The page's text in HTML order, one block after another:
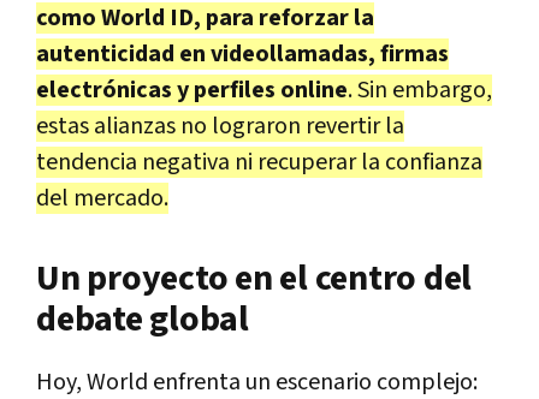
como World ID, para reforzar la
autenticidad en videollamadas, firmas
electrónicas y perfiles online. Sin embargo,
estas alianzas no lograron revertir la
tendencia negativa ni recuperar la confianza
del mercado.
Un proyecto en el centro del
debate global
Hoy, World enfrenta un escenario complejo: